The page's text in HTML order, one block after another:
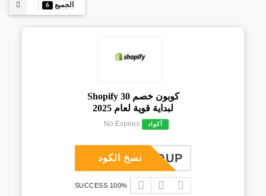
الجميع 6
كوبون خصم Shopify 30
لبداية قوية لعام 2025
أكواد No Expires
COUP نسخ الكود
100% SUCCESS